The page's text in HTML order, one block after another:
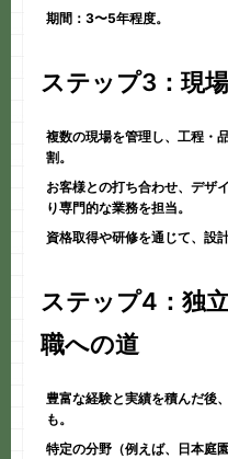
期間：3〜5年程度。
ステップ3：現
複数の現場を管理し、工程・
割。
お客様との打ち合わせ、デザ
り専門的な業務を担当。
資格取得や研修を通じて、設
ステップ4：独
職への道
豊富な経験と実績を積んだ後
も。
特定の分野（例えば、日本庭